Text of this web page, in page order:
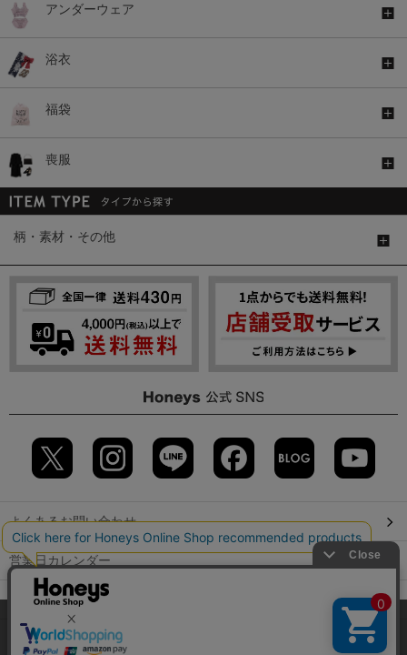
アンダーウェア
浴衣
福袋
喪服
柄・素材・その他
よくあるお問い合わせ
営業日カレンダー
店舗検索
GLOBAL GUIDE（海外からご利用のお客様）
当サイトでは、サイトの利便性向上のため、クッキー(Cookie)を使
用しています。詳しくは「
」をご覧くださ